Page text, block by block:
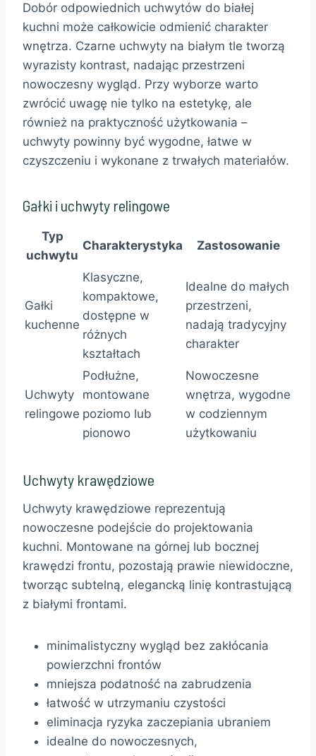
Dobór odpowiednich uchwytów do białej
kuchni może całkowicie odmienić charakter
wnętrza. Czarne uchwyty na białym tle tworzą
wyrazisty kontrast, nadając przestrzeni
nowoczesny wygląd. Przy wyborze warto
zwrócić uwagę nie tylko na estetykę, ale
również na praktyczność użytkowania –
uchwyty powinny być wygodne, łatwe w
czyszczeniu i wykonane z trwałych materiałów.
Gałki i uchwyty relingowe
Typ
uchwytu
Charakterystyka Zastosowanie
Gałki
kuchenne
Klasyczne,
kompaktowe,
dostępne w
różnych
kształtach
Idealne do małych
przestrzeni,
nadają tradycyjny
charakter
Uchwyty
relingowe
Podłużne,
montowane
poziomo lub
pionowo
Nowoczesne
wnętrza, wygodne
w codziennym
użytkowaniu
Uchwyty krawędziowe
Uchwyty krawędziowe reprezentują
nowoczesne podejście do projektowania
kuchni. Montowane na górnej lub bocznej
krawędzi frontu, pozostają prawie niewidoczne,
tworząc subtelną, elegancką linię kontrastującą
z białymi frontami.
minimalistyczny wygląd bez zakłócania
powierzchni frontów
mniejsza podatność na zabrudzenia
łatwość w utrzymaniu czystości
eliminacja ryzyka zaczepiania ubraniem
idealne do nowoczesnych,